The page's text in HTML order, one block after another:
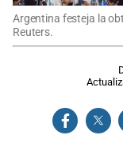
Argentina festeja la
Reuters.